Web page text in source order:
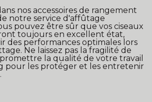
nos accessoires de rangement
notre service d'affûtage
pouvez être sûr que vos ciseaux
toujours en excellent état,
des performances optimales lors
Ne laissez pas la fragilité de
la qualité de votre travail
pour les protéger et les entretenir